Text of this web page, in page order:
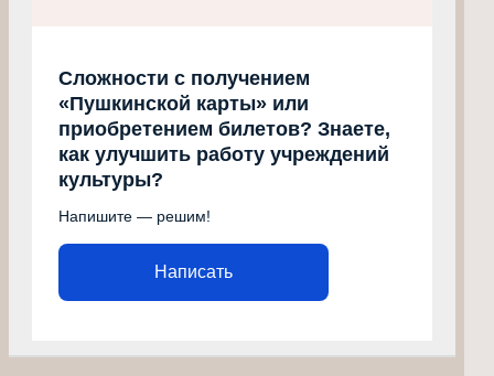
Сложности с получением
«Пушкинской карты» или
приобретением билетов? Знаете,
как улучшить работу учреждений
культуры?
Напишите — решим!
Написать